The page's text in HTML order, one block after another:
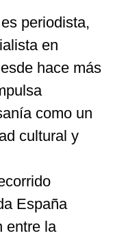
periodista,
en
hace más
como un
cultural y
España
entre la